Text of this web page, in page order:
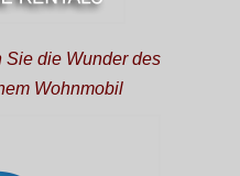
Sie die Wunder des
Wohnmobil